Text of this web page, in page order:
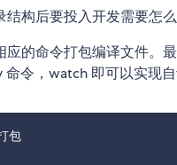
结构后要投入开发需要怎
应的命令打包编译文件。
命令，watch 即可以实现自
包